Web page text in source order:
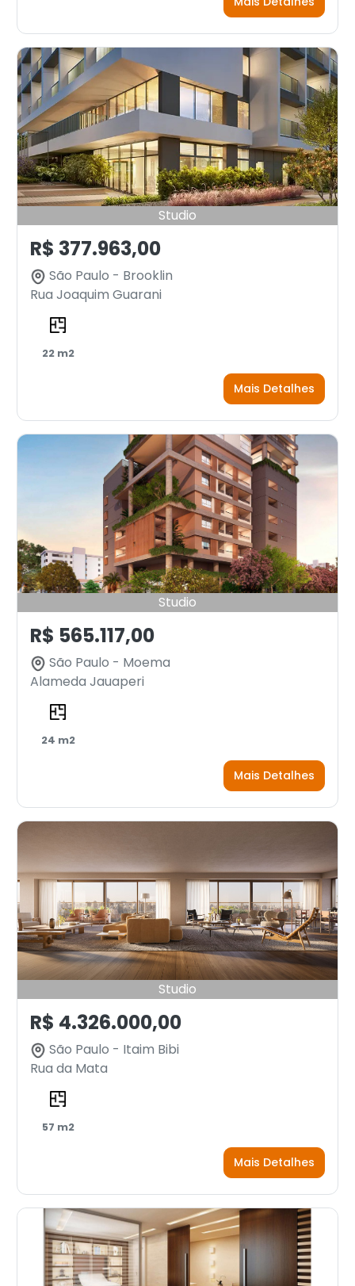
Studio
R$ 377.963,00
São Paulo - Brooklin
Rua Joaquim Guarani
22 m2
Mais Detalhes
Studio
R$ 565.117,00
São Paulo - Moema
Alameda Jauaperi
24 m2
Mais Detalhes
Studio
R$ 4.326.000,00
São Paulo - Itaim Bibi
Rua da Mata
57 m2
Mais Detalhes